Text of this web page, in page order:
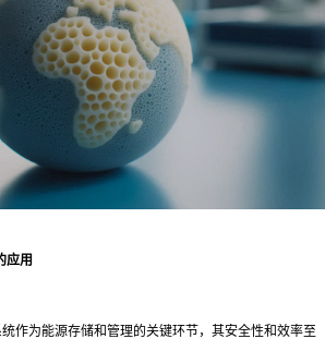
应用
作为能源存储和管理的关键环节，其安全性和效率至